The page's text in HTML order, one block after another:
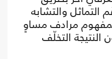
التماثل والتشابه
مرادف مساوٍ
النتيجة التخلّف